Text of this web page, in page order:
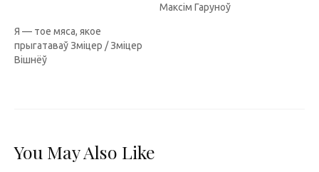
Максім Гаруноў
Я — тое мяса, якое
прыгатаваў Зміцер / Зміцер
Вішнёў
You May Also Like